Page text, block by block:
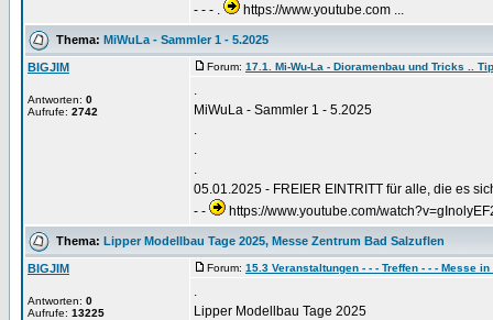
- - - . https://www.youtube.com ...
Thema: MiWuLa - Sammler 1 - 5.2025
BIGJIM
Antworten: 0
Aufrufe: 2742
Forum: 17.1. Mi-Wu-La - Dioramenbau und Tricks ..
.
MiWuLa - Sammler 1 - 5.2025
.
.
.
05.01.2025 - FREIER EINTRITT für alle, die es
- -
https://www.youtube.com/
Thema: Lipper Modellbau Tage 2025, Messe Zentrum Bad Salzuflen
BIGJIM
Antworten: 0
Aufrufe: 13225
Forum: 15.3 Veranstaltungen - - - Treffen - - - Messe
.
Lipper Modellbau Tage 2025